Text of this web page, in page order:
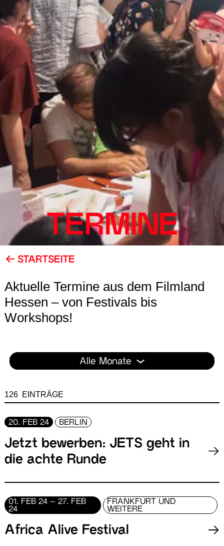
TERMINE
STARTSEITE
Aktuelle Termine aus dem Filmland
Hessen – von Festivals bis
Workshops!
Alle Monate
126 EINTRÄGE
20. FEB 24 BERLIN
Jetzt bewerben: JETS geht in
die achte Runde
01. FEB 24 – 27. FEB
24
FRANKFURT UND
WEITERE
Africa Alive Festival